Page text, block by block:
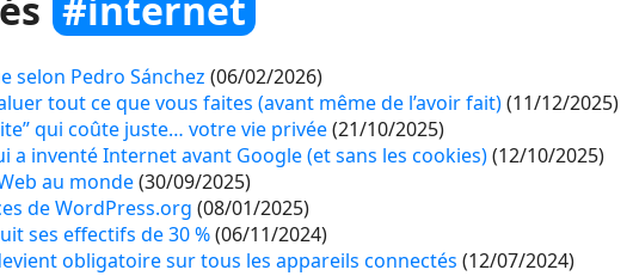
selon Pedro Sánchez (06/02/2026)
tout ce que vous faites (avant même de l’avoir fait)(11/12/2025)
qui coûte juste… votre vie privée(21/10/2025)
a inventé Internet avant Google (et sans les cookies)(12/10/2025)
au monde(30/09/2025)
de WordPress.org (08/01/2025)
ses effectifs de 30 %(06/11/2024)
obligatoire sur tous les appareils connectés (12/07/2024)